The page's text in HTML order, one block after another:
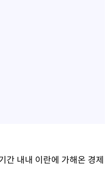
간 내내 이란에 가해온 경제